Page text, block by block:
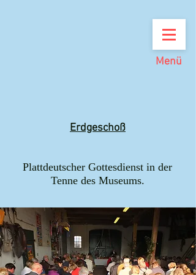
Menü
Erdgeschoß
Plattdeutscher Gottesdienst in der
Tenne des Museums.